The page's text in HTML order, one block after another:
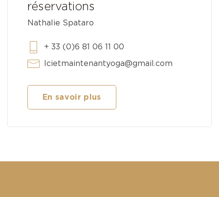
réservations
Nathalie Spataro
+ 33 (0)6 81 06 11 00
Icietmaintenantyoga@gmail.com
En savoir plus